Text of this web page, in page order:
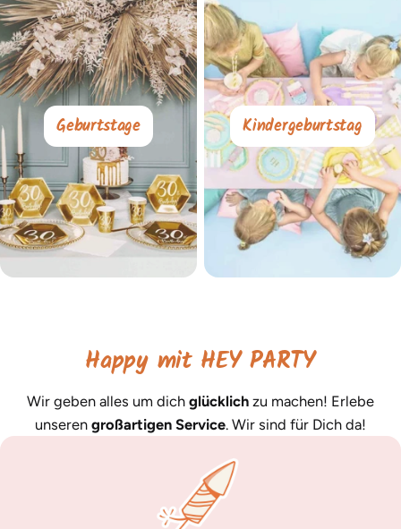
Geburtstage Kindergeburtstag
Happy mit HEY PARTY
Wir geben alles um dich glücklich zu machen! Erlebe
unseren großartigen Service. Wir sind für Dich da!